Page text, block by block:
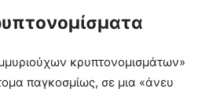
κρυπτονομισμάτων»
παγκοσμίως, σε μια «άνευ